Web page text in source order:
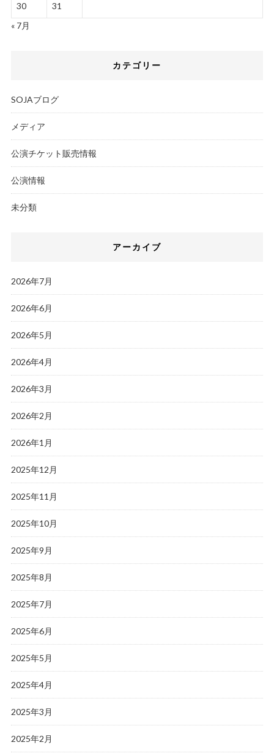
30
31
« 7月
カテゴリー
SOJAブログ
メディア
公演チケット販売情報
公演情報
未分類
アーカイブ
2026年7月
2026年6月
2026年5月
2026年4月
2026年3月
2026年2月
2026年1月
2025年12月
2025年11月
2025年10月
2025年9月
2025年8月
2025年7月
2025年6月
2025年5月
2025年4月
2025年3月
2025年2月